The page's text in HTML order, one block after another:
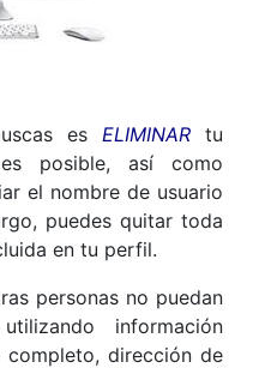
es ELIMINAR tu
posible, así como
el nombre de usuario
puedes quitar toda
en tu perfil.
personas no puedan
información
dirección de